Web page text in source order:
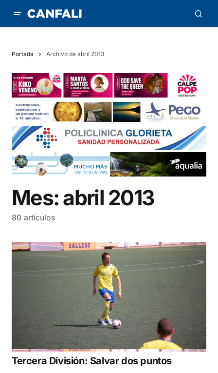
Portada Archivo de abril 2013
Mes:abril 2013
80 artículos
Tercera División: Salvar dos puntos